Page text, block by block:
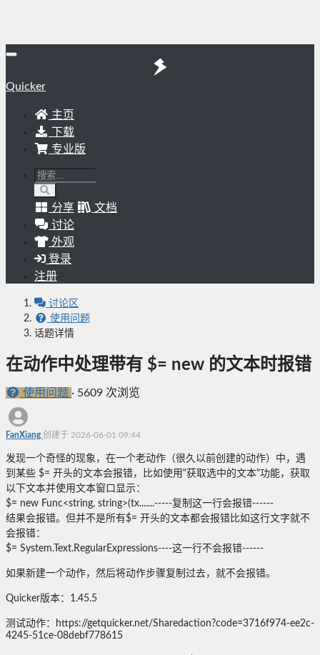
Quicker
主页
下载
专业版
分享
文档
讨论
外观
登录
注册
讨论区
使用问题
话题详情
在动作中处理带有 $= new 的文本时报错
使用问题 · 5609 次浏览
FanXiang创建于 2026-06-01 09:44
发现一个奇怪的现象，在一个老动作（很久以前创建的动作）中，遇
到某些 $= 开头的文本会报错，比如使用"获取选中的文本"功能，获取
以下文本并使用文本窗口显示：
$= new Func<string, string>(tx.......-----复制这一行会报错------
结果会报错。但并不是所有$= 开头的文本都会报错比如这行文字就不
会报错：
$= System.Text.RegularExpressions----这一行不会报错------
如果新建一个动作，然后将动作步骤复制过去，就不会报错。
Quicker版本：1.45.5
测试动作：https://getquicker.net/Sharedaction?code=3716f974-ee2c-
4245-51ce-08debf778615